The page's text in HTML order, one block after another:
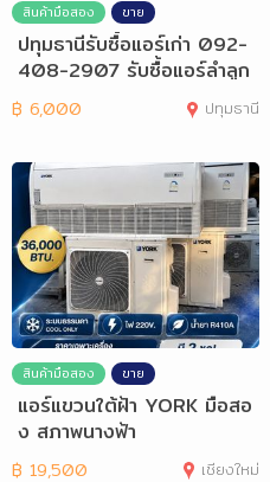
สินค้ามือสอง ขาย
ปทุมธานีรับซื้อแอร์เก่า 092-
408-2907 รับซื้อแอร์ลำลูก
กา
฿ 6,000 ปทุมธานี
สินค้ามือสอง ขาย
แอร์แขวนใต้ฝ้า YORK มือสอ
ง สภาพนางฟ้า
฿ 19,500 เชียงใหม่